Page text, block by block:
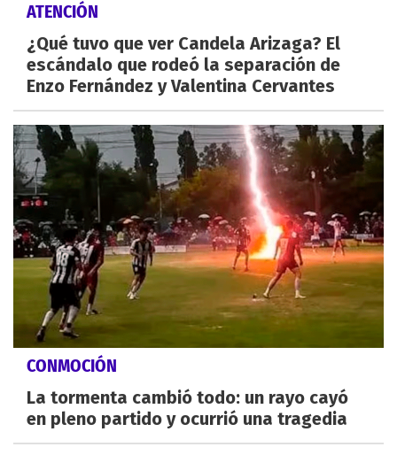
ATENCIÓN
¿Qué tuvo que ver Candela Arizaga? El
escándalo que rodeó la separación de
Enzo Fernández y Valentina Cervantes
CONMOCIÓN
La tormenta cambió todo: un rayo cayó
en pleno partido y ocurrió una tragedia